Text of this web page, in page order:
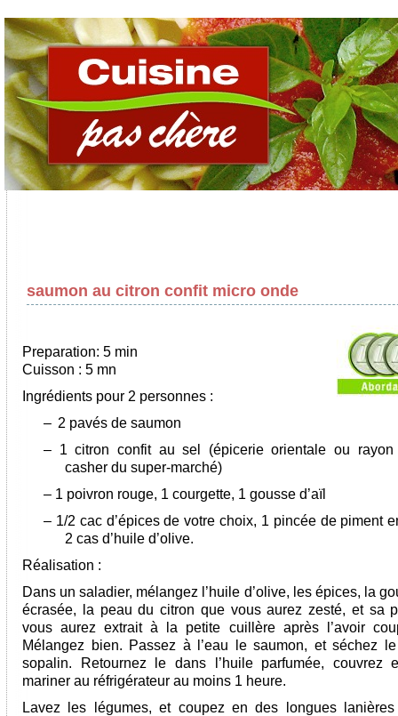
saumon au citron confit micro onde
Preparation: 5 min
Cuisson : 5 mn
Ingrédients pour 2 personnes :
– 2 pavés de saumon
– 1 citron confit au sel (épicerie orientale ou
casher du super-marché)
– 1 poivron rouge, 1 courgette, 1 gousse d’aïl
– 1/2 cac d’épices de votre choix, 1 pincée de piment
2 cas d’huile d’olive.
Réalisation :
Dans un saladier, mélangez l’huile d’olive, les épices, la
écrasée, la peau du citron que vous aurez zesté, et sa
vous aurez extrait à la petite cuillère après l’avoir
Mélangez bien. Passez à l’eau le saumon, et séchez
sopalin. Retournez le dans l’huile parfumée, couvrez
mariner au réfrigérateur au moins 1 heure.
Lavez les légumes, et coupez en des longues